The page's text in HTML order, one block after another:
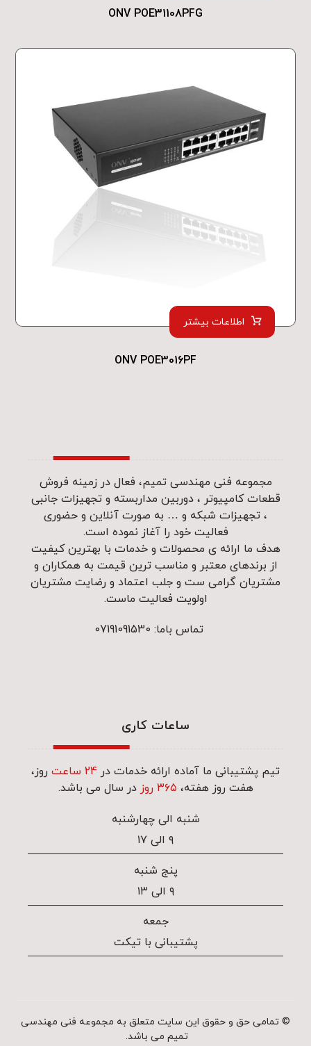
ONV POE31108PFG
ONV POE3016PF
اطلاعات بیشتر
مجموعه فنی مهندسی تمیم، فعال در زمینه فروش
قطعات کامپیوتر ، دوربین مداربسته و تجهیزات جانبی
، تجهیزات شبکه و … به صورت آنلاین و حضوری
فعالیت خود را آغاز نموده است.
هدف ما ارائه ی محصولات و خدمات با بهترین کیفیت
از برندهای معتبر و مناسب ترین قیمت به همکاران و
مشتریان گرامی ست و جلب اعتماد و رضایت مشتریان
اولویت فعالیت ماست.
تماس باما: 07191091530
ساعات کاری
تیم پشتیبانی ما آماده ارائه خدمات در 24 ساعت
روز،
هفت روز هفته، ۳۶۵ روز در سال می باشد.
شنبه الی چهارشنبه
۹ الی ۱۷
پنج شنبه
۹ الی ۱۳
جمعه
پشتیبانی با تیکت
© تمامی حق و حقوق این سایت متعلق به مجموعه فنی مهندسی
تمیم می باشد.